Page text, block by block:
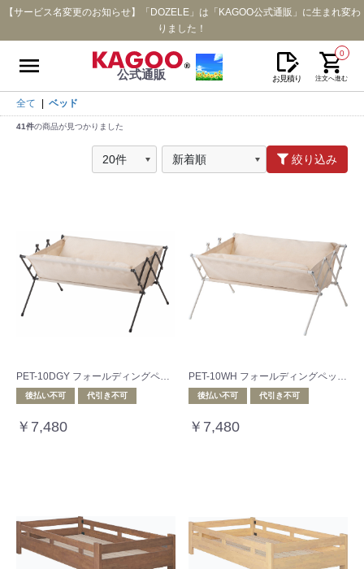
【サービス名変更のお知らせ】「DOZELE」は「KAGOO公式通販」に生まれ変わ
りました！
公式通販 お見積り
0
注文へ進む
全て ベッド
41件の商品が見つかりました
絞り込み
後払い不可 代引き不可
￥7,480
後払い不可 代引き不可
￥7,480